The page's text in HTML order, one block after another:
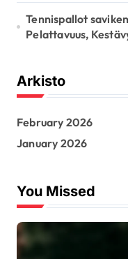
Tennispallot
Pelattavuus,
Arkisto
February 2026
January 2026
You Missed